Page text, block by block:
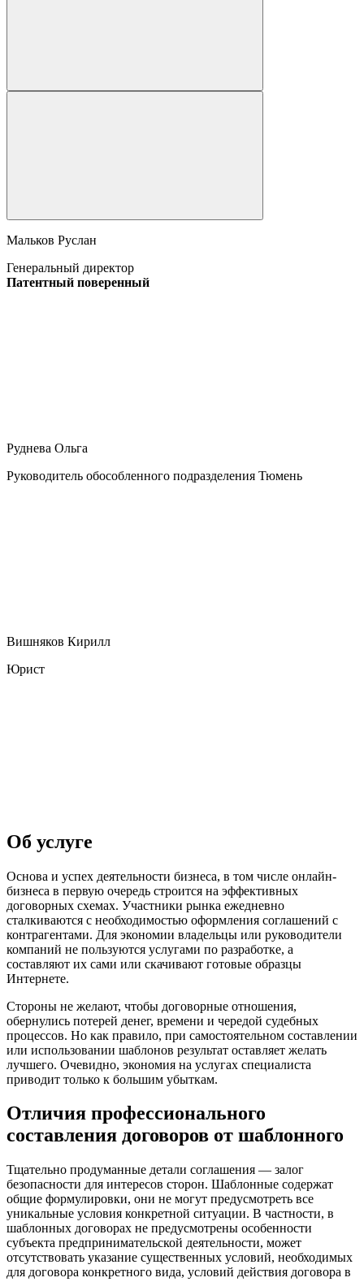
Мальков Руслан
Генеральный директор
Патентный поверенный
Руднева Ольга
Руководитель обособленного подразделения Тюмень
Вишняков Кирилл
Юрист
Об услуге
Основа и успех деятельности бизнеса, в том числе онлайн-
бизнеса в первую очередь строится на эффективных
договорных схемах. Участники рынка ежедневно
сталкиваются с необходимостью оформления соглашений с
контрагентами. Для экономии владельцы или руководители
компаний не пользуются услугами по разработке, а
составляют их сами или скачивают готовые образцы
Интернете.
Стороны не желают, чтобы договорные отношения,
обернулись потерей денег, времени и чередой судебных
процессов. Но как правило, при самостоятельном составлении
или использовании шаблонов результат оставляет желать
лучшего. Очевидно, экономия на услугах специалиста
приводит только к большим убыткам.
Отличия профессионального
составления договоров от шаблонного
Тщательно продуманные детали соглашения — залог
безопасности для интересов сторон. Шаблонные содержат
общие формулировки, они не могут предусмотреть все
уникальные условия конкретной ситуации. В частности, в
шаблонных договорах не предусмотрены особенности
субъекта предпринимательской деятельности, может
отсутствовать указание существенных условий, необходимых
для договора конкретного вида, условий действия договора в